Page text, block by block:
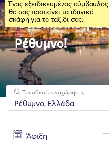
Νοικιάστε το
Ιστιοπλοϊκό
Ρέθυμνο!
Τοποθεσία αναχώρησης
Ένας εξειδικευμένος σύμβουλος
θα σας προτείνει τα ιδανικά
σκάφη για το ταξίδι σας.